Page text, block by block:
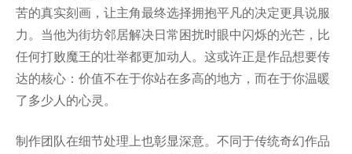
苦的真实刻画，让主角最终选择拥抱平凡的决定更具说服
力。当他为街坊邻居解决日常困扰时眼中闪烁的光芒，比
任何打败魔王的壮举都更加动人。这或许正是作品想要传
达的核心：价值不在于你站在多高的地方，而在于你温暖
了多少人的心灵。
制作团队在细节处理上也彰显深意。不同于传统奇幻作品